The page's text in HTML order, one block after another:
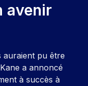
avenir
auraient pu être
a annoncé
à succès à